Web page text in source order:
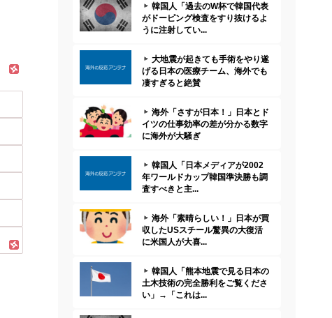
韓国人「過去のW杯で韓国代表
がドーピング検査をすり抜けるよ
うに注射してい...
大地震が起きても手術をやり遂
げる日本の医療チーム、海外でも
凄すぎると絶賛
海外「さすが日本！」日本とド
イツの仕事効率の差が分かる数字
に海外が大騒ぎ
韓国人「日本メディアが2002
年ワールドカップ韓国準決勝も調
査すべきと主...
海外「素晴らしい！」日本が買
収したUSスチール驚異の大復活
に米国人が大喜...
韓国人「熊本地震で見る日本の
土木技術の完全勝利をご覧くださ
い」→「これは...